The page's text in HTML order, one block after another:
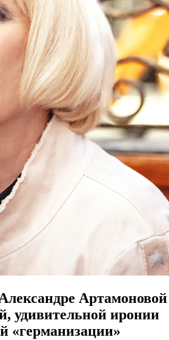
Артамоновой
удивительной иронии
«германизации»